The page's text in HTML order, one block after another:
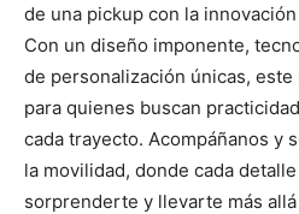
de una pickup con la
Con un diseño imponente,
de personalización únicas,
para quienes buscan
cada trayecto. Acompáñanos y
la movilidad, donde cada
sorprenderte y llevarte más